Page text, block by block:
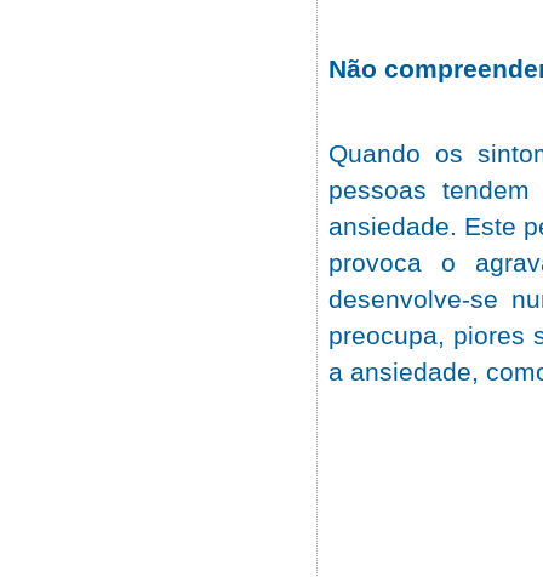
Não
Quando os
pessoas
ansiedade. Este
provoca o
desenvolve-se
preocupa, piores
a ansiedade,